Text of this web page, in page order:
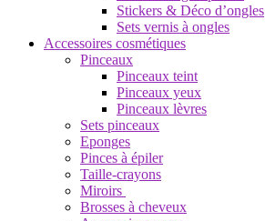
Stickers & Déco d’ongles
Sets vernis à ongles
Accessoires cosmétiques
Pinceaux
Pinceaux teint
Pinceaux yeux
Pinceaux lèvres
Sets pinceaux
Eponges
Pinces à épiler
Taille-crayons
Miroirs
Brosses à cheveux